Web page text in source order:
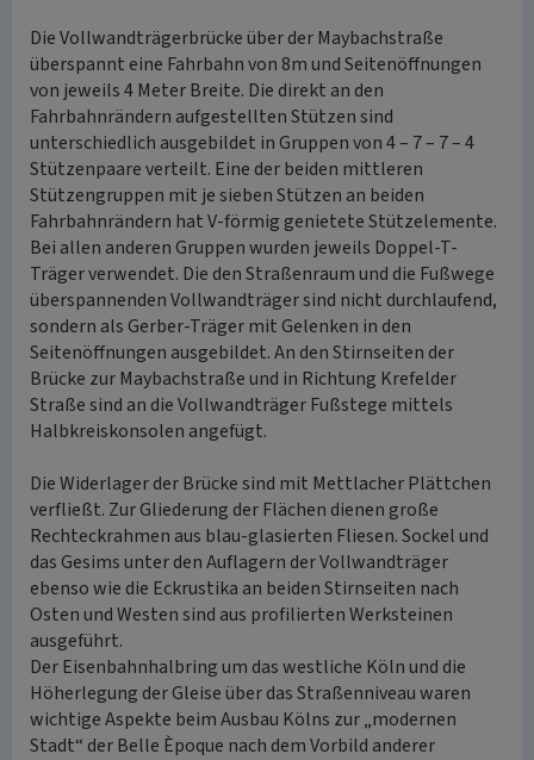
Die Vollwandträgerbrücke über der Maybachstraße
überspannt eine Fahrbahn von 8m und Seitenöffnungen
von jeweils 4 Meter Breite. Die direkt an den
Fahrbahnrändern aufgestellten Stützen sind
unterschiedlich ausgebildet in Gruppen von 4 – 7 – 7 – 4
Stützenpaare verteilt. Eine der beiden mittleren
Stützengruppen mit je sieben Stützen an beiden
Fahrbahnrändern hat V-förmig genietete Stützelemente.
Bei allen anderen Gruppen wurden jeweils Doppel-T-
Träger verwendet. Die den Straßenraum und die Fußwege
überspannenden Vollwandträger sind nicht durchlaufend,
sondern als Gerber-Träger mit Gelenken in den
Seitenöffnungen ausgebildet. An den Stirnseiten der
Brücke zur Maybachstraße und in Richtung Krefelder
Straße sind an die Vollwandträger Fußstege mittels
Halbkreiskonsolen angefügt.
Die Widerlager der Brücke sind mit Mettlacher Plättchen
verfließt. Zur Gliederung der Flächen dienen große
Rechteckrahmen aus blau-glasierten Fliesen. Sockel und
das Gesims unter den Auflagern der Vollwandträger
ebenso wie die Eckrustika an beiden Stirnseiten nach
Osten und Westen sind aus profilierten Werksteinen
ausgeführt.
Der Eisenbahnhalbring um das westliche Köln und die
Höherlegung der Gleise über das Straßenniveau waren
wichtige Aspekte beim Ausbau Kölns zur „modernen
Stadt“ der Belle Èpoque nach dem Vorbild anderer